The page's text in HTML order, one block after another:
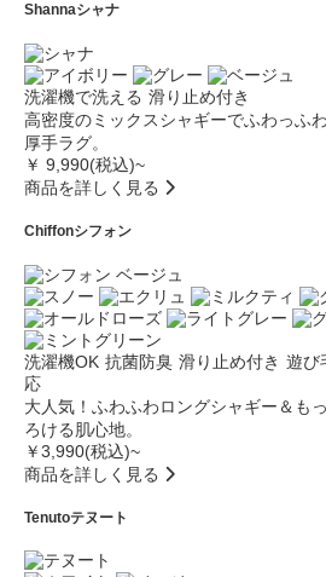
Shannaシャナ
洗濯機で洗える 滑り止め付き
高密度のミックスシャギーでふわっふ
厚手ラグ。
￥ 9,990(税込)~
商品を詳しく見る
Chiffonシフォン
洗濯機OK 抗菌防臭 滑り止め付き 遊び
応
大人気！ふわふわロングシャギー＆も
ろける肌心地。
￥3,990(税込)~
商品を詳しく見る
Tenutoテヌート